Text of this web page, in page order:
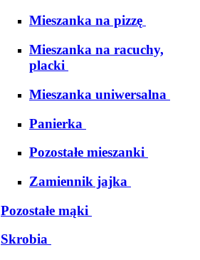
Mieszanka na pizzę
Mieszanka na racuchy,
placki
Mieszanka uniwersalna
Panierka
Pozostałe mieszanki
Zamiennik jajka
Pozostałe mąki
Skrobia